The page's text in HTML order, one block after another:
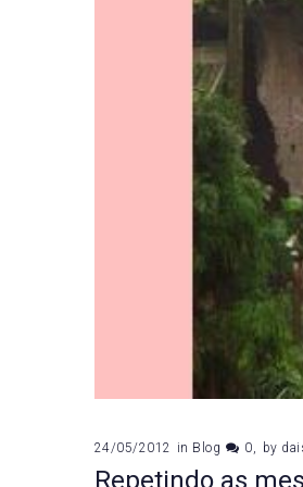
24/05/2012 in Blog 0 by
Repetindo as